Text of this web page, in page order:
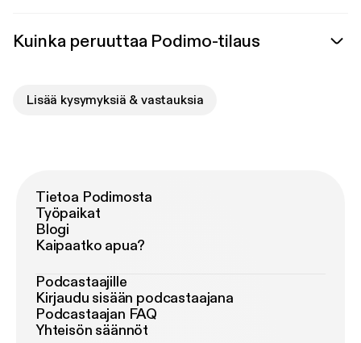
Kuinka peruuttaa Podimo-tilaus
Lisää kysymyksiä & vastauksia
Tietoa Podimosta
Työpaikat
Blogi
Kaipaatko apua?
Podcastaajille
Kirjaudu sisään podcastaajana
Podcastaajan FAQ
Yhteisön säännöt